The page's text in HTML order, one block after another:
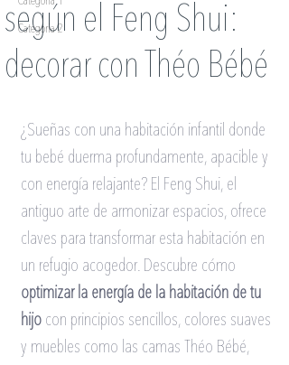
Categoria 2
según el Feng Shui:
decorar con Théo Bébé
¿Sueñas con una habitación infantil donde
tu bebé duerma profundamente, apacible y
con energía relajante? El Feng Shui, el
antiguo arte de armonizar espacios, ofrece
claves para transformar esta habitación en
un refugio acogedor. Descubre cómo
optimizar la energía de la habitación de tu
hijo con principios sencillos, colores suaves
y muebles como las camas Théo Bébé,